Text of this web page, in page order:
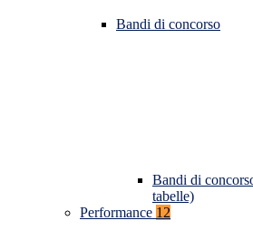
Bandi di concorso
Bandi di
tabelle)
Performance 12